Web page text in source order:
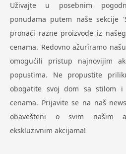
Uživajte u posebnim
ponudama putem naše sekcije
pronaći razne proizvode iz
cenama. Redovno ažuriramo
omogućili pristup najnovijim
popustima. Ne propustite
obogatite svoj dom sa stilom i
cenama. Prijavite se na naš
obavešteni o svim našim
ekskluzivnim akcijama!